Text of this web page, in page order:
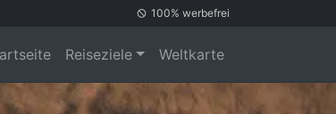
100% werbefrei
Reiseziele Weltkarte